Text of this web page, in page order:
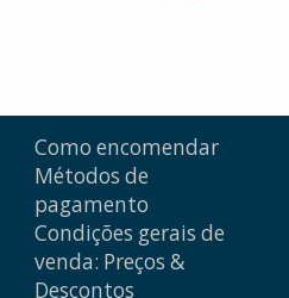
Como encomendar
Métodos de
pagamento
Condições gerais de
venda: Preços &
Descontos